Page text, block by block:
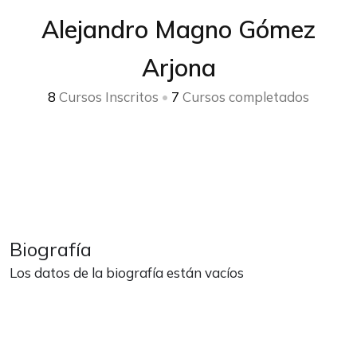
Alejandro Magno Gómez
Arjona
8 Cursos Inscritos • 7 Cursos completados
Biografía
Los datos de la biografía están vacíos